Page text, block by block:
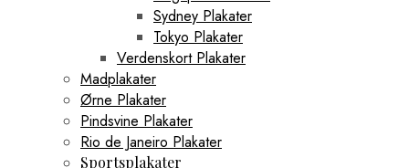
Sydney Plakater
Tokyo Plakater
Verdenskort Plakater
Madplakater
Ørne Plakater
Pindsvine Plakater
Rio de Janeiro Plakater
Sportsplakater